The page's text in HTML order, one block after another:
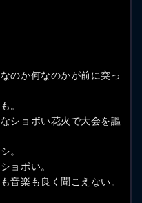
のか何なのかが前に突っ
。
ショボい花火で大会を謳
。
ョボい。
音楽も良く聞こえない。